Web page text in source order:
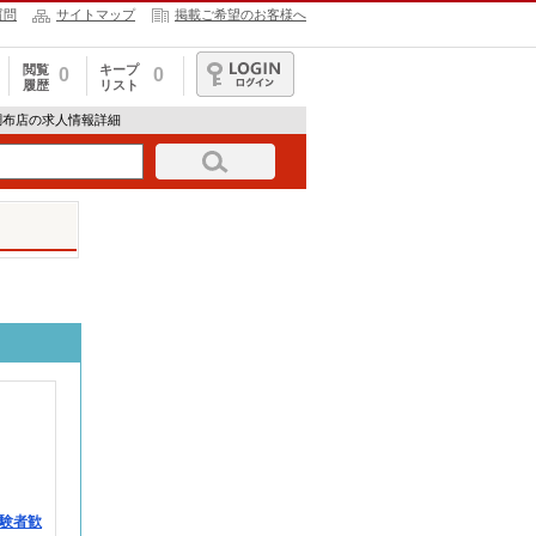
問 サイトマップ 掲載ご希望のお客様へ
閲覧
履歴
0
キープ
リスト
0
ログイン
店の求人情報詳細
者歓